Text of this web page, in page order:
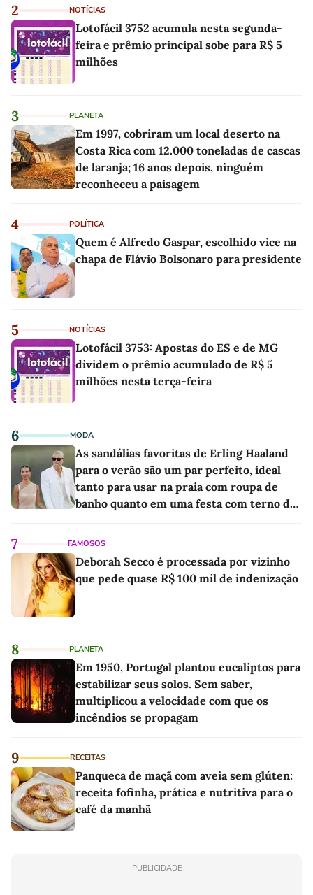
2 NOTÍCIAS
Lotofácil 3752 acumula nesta segunda-
feira e prêmio principal sobe para R$ 5
milhões
3 PLANETA
Em 1997, cobriram um local deserto na
Costa Rica com 12.000 toneladas de cascas
de laranja; 16 anos depois, ninguém
reconheceu a paisagem
4 POLÍTICA
Quem é Alfredo Gaspar, escolhido vice na
chapa de Flávio Bolsonaro para presidente
5 NOTÍCIAS
Lotofácil 3753: Apostas do ES e de MG
dividem o prêmio acumulado de R$ 5
milhões nesta terça-feira
6 MODA
As sandálias favoritas de Erling Haaland
para o verão são um par perfeito, ideal
tanto para usar na praia com roupa de
banho quanto em uma festa com terno de
7 FAMOSOS
Deborah Secco é processada por vizinho
que pede quase R$ 100 mil de indenização
8 PLANETA
Em 1950, Portugal plantou eucaliptos para
estabilizar seus solos. Sem saber,
multiplicou a velocidade com que os
incêndios se propagam
9 RECEITAS
Panqueca de maçã com aveia sem glúten:
receita fofinha, prática e nutritiva para o
café da manhã
PUBLICIDADE